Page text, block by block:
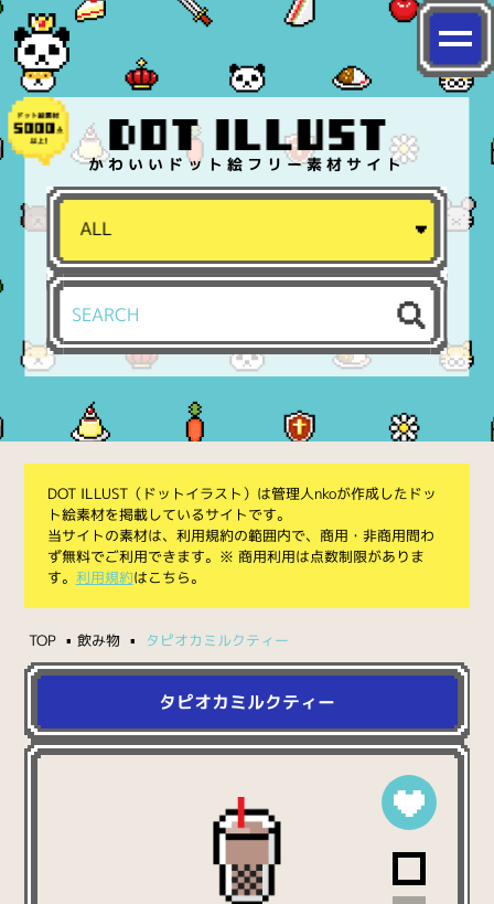
かわいいドット絵フリー素材サイト
DOT ILLUST（ドットイラスト）は管理人nkoが作成したドッ
ト絵素材を掲載しているサイトです。
当サイトの素材は、利用規約の範囲内で、商用・非商用問わ
ず無料でご利用できます。※ 商用利用は点数制限がありま
す。 利用規約はこちら。
TOP 飲み物 タピオカミルクティー
タピオカミルクティー